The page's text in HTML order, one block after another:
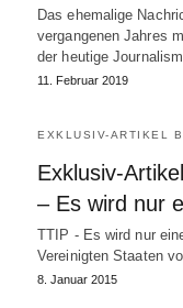
Das ehemalige
vergangenen Jahres
der heutige
11. Februar 2019
EXKLUSIV-ARTIKEL
Exklusiv-
– Es wird nur
TTIP - Es wird nur
Vereinigten Staaten
8. Januar 2015